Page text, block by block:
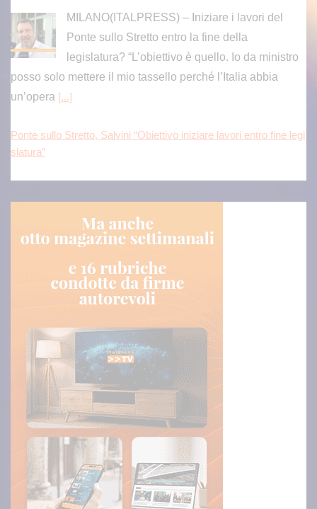
MILANO(ITALPRESS) – Iniziare i lavori del
Ponte sullo Stretto entro la fine della
legislatura? “L’obiettivo è quello. Io da ministro
posso solo mettere il mio tassello perché l’Italia abbia
un’opera [...]
Ponte sullo Stretto, Salvini “Obiettivo iniziare lavori entro fine legi
slatura”